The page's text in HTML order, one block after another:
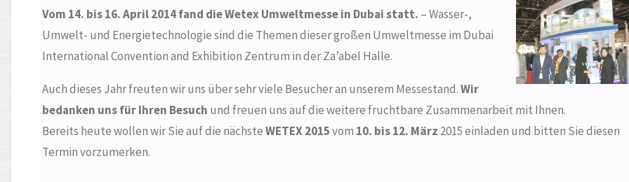
Vom 14. bis 16. April 2014 fand die Wetex Umweltmesse in Dubai statt. – Wasser-,
Umwelt- und Energie­technologie sind die Themen dieser großen Umwelt­messe im Dubai
International Convention and Exhibition Zentrum in der Za’abel Halle.
Auch dieses Jahr freuten wir uns über sehr viele Besucher an unserem Messestand.Wir
bedanken uns für Ihren Besuch und freuen uns auf die weitere fruchtbare Zusammenarbeit mit Ihnen.
Bereits heute wollen wir Sie auf die nächsteWETEX 2015vom 10. bis 12. März 2015 einladen und bitten Sie diesen
Termin vorzumerken.